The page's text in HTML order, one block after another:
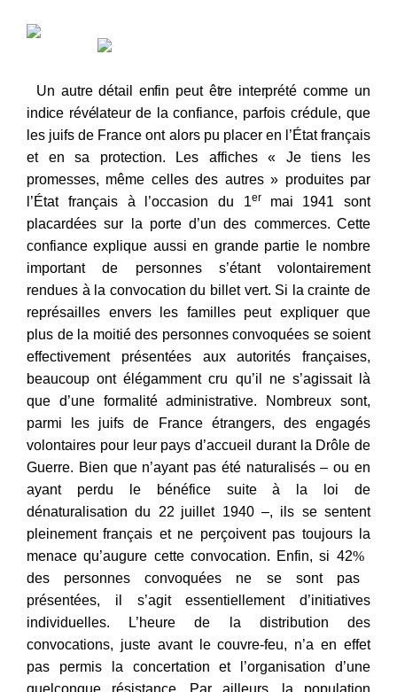
Un autre détail enfin peut être interprété comme un
indice révélateur de laconfiance, parfois crédule, que
les juifs de France ont alors pu placer en l’État français
et en sa protection. Les affiches « Je tiens les
promesses, même celles des autres » produites par
l’État français à l’occasion du 1er
mai 1941 sont
placardées sur la porte d’un des commerces. Cette
confiance explique aussi en grande partie le nombre
important de personnes s’étant volontairement
rendues à la convocation du billet vert. Si la crainte de
représailles envers les familles peut expliquer que
plus de la moitié des personnes convoquées se soient
effectivement présentées aux autorités françaises,
beaucoup ont élégamment cru qu’il ne s’agissait là
que d’une formalité administrative. Nombreux sont,
parmi les juifs de France étrangers, des engagés
volontaires pour leur pays d’accueil durant la Drôle de
Guerre. Bien que n’ayant pas été naturalisés – ou en
ayant perdu le bénéfice suite à la loi de
dénaturalisation du 22 juillet 1940 –, ils se sentent
pleinement français et ne perçoivent pas toujours la
menace qu’augure cette convocation. Enfin, si 42%
des personnes convoquées ne se sont pas
présentées, il s’agit essentiellement d’initiatives
individuelles. L’heure de la distribution des
convocations, juste avant le couvre-feu, n’a en effet
pas permis la concertation et l’organisation d’une